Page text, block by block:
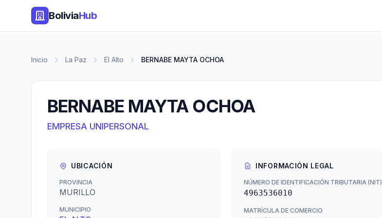
BoliviaHub
Inicio La Paz El Alto BERNABE MAYTA OCHOA
BERNABE MAYTA OCHOA
EMPRESA UNIPERSONAL
UBICACIÓN
PROVINCIA
MURILLO
MUNICIPIO
INFORMACIÓN LEGAL
NÚMERO DE IDENTIFICACIÓN TRIBUTARIA (NIT)
4963536010
MATRÍCULA DE COMERCIO